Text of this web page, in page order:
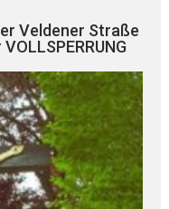
Veldener Straße